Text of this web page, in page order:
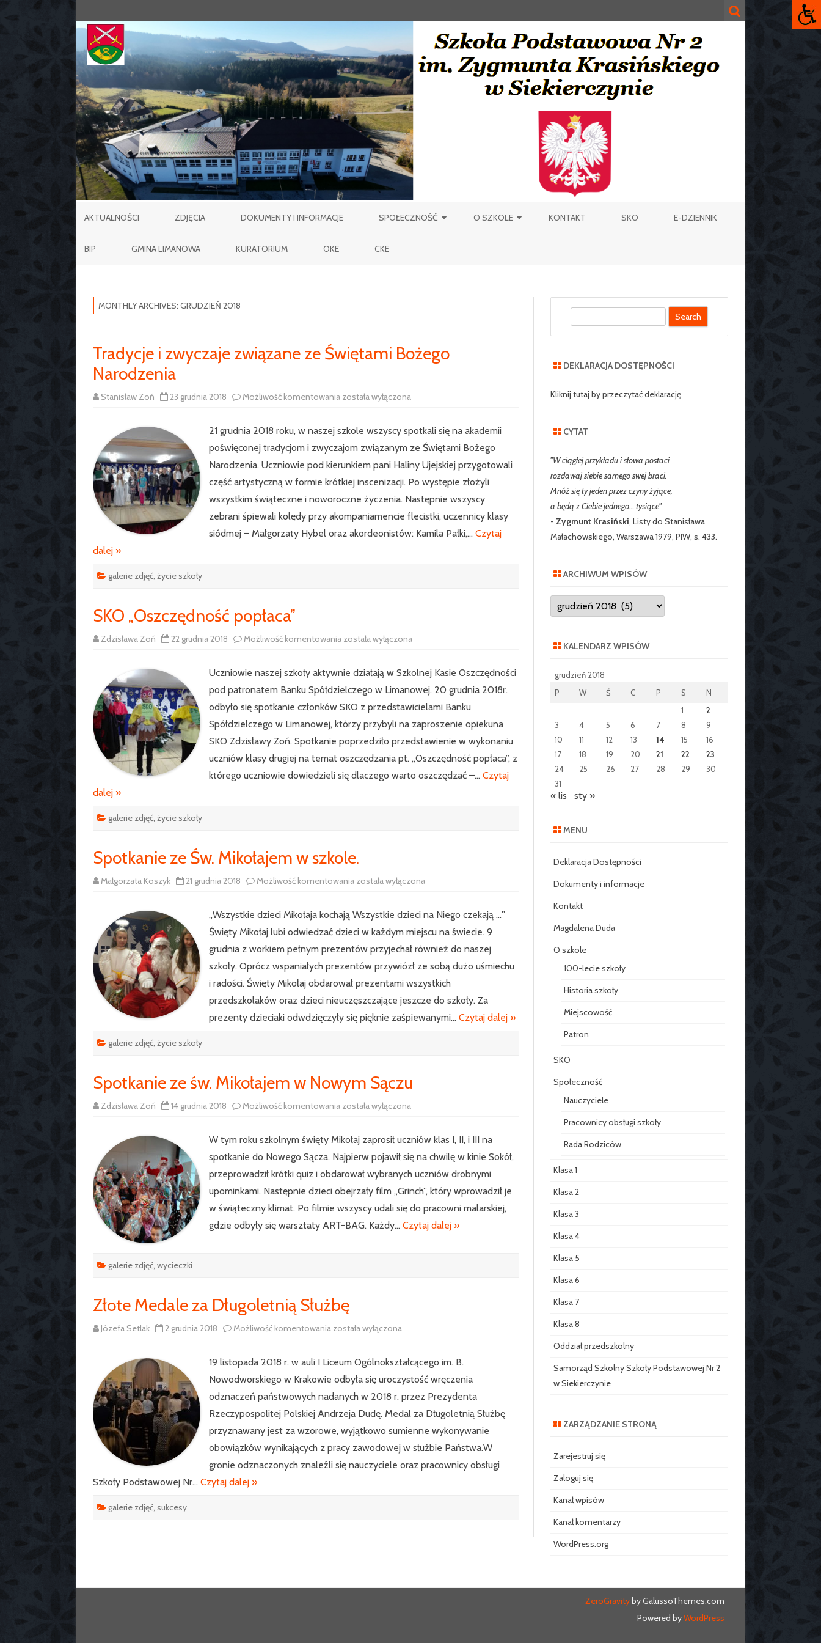
to
AKTUALNOŚCI ZDJĘCIA DOKUMENTY I INFORMACJE SPOŁECZNOŚĆ
NAUCZYCIELE
PODSTAWOWEJ NR 2 W
O SZKOLE
100-LECIE SZKOŁY
KONTAKT SKO E-DZIENNIK
BIP GMINA LIMANOWA KURATORIUM OKE CKE
MONTHLY ARCHIVES: GRUDZIEŃ 2018
Tradycje i zwyczaje związane ze Świętami Bożego
Narodzenia
Stanisław Zoń 23 grudnia 2018 Możliwość komentowania Tradycje
ze
Bożego
Narodzenia
została wyłączona
21 grudnia 2018 roku, w naszej szkole wszyscy spotkali się na akademii
poświęconej tradycjom i zwyczajom związanym ze Świętami Bożego
Narodzenia. Uczniowie pod kierunkiem pani Haliny Ujejskiej przygotowali
część artystyczną w formie krótkiej inscenizacji. Po występie złożyli
wszystkim świąteczne i noworoczne życzenia. Następnie wszyscy
zebrani śpiewali kolędy przy akompaniamencie flecistki, uczennicy klasy
siódmej – Małgorzaty Hybel oraz akordeonistów: Kamila Pałki,… Czytaj
dalej »
galerie zdjęć, życie szkoły
SKO „Oszczędność popłaca”
Zdzisława Zoń 22 grudnia 2018 Możliwość komentowania SKO
„Oszczędność
została wyłączona
Uczniowie naszej szkoły aktywnie działają w Szkolnej Kasie Oszczędności
pod patronatem Banku Spółdzielczego w Limanowej. 20 grudnia 2018r.
odbyło się spotkanie członków SKO z przedstawicielami Banku
Spółdzielczego w Limanowej, którzy przybyli na zaproszenie opiekuna
SKO Zdzisławy Zoń. Spotkanie poprzedziło przedstawienie w wykonaniu
uczniów klasy drugiej na temat oszczędzania pt. „Oszczędność popłaca”, z
którego uczniowie dowiedzieli się dlaczego warto oszczędzać –… Czytaj
dalej »
galerie zdjęć, życie szkoły
Spotkanie ze Św. Mikołajem w szkole.
Małgorzata Koszyk 21 grudnia 2018 Możliwość komentowania Spotkanie
w
szkole.
została wyłączona
„Wszystkie dzieci Mikołaja kochają Wszystkie dzieci na Niego czekają …”
Święty Mikołaj lubi odwiedzać dzieci w każdym miejscu na świecie. 9
grudnia z workiem pełnym prezentów przyjechał również do naszej
szkoły. Oprócz wspaniałych prezentów przywiózł ze sobą dużo uśmiechu
i radości. Święty Mikołaj obdarował prezentami wszystkich
przedszkolaków oraz dzieci nieuczęszczające jeszcze do szkoły. Za
prezenty dzieciaki odwdzięczyły się pięknie zaśpiewanymi… Czytaj dalej »
galerie zdjęć, życie szkoły
Spotkanie ze św. Mikołajem w Nowym Sączu
Zdzisława Zoń 14 grudnia 2018 Możliwość komentowania Spotkanie
w
Nowym
Sączu
została wyłączona
W tym roku szkolnym święty Mikołaj zaprosił uczniów klas I, II, i III na
spotkanie do Nowego Sącza. Najpierw pojawił się na chwilę w kinie Sokół,
przeprowadził krótki quiz i obdarował wybranych uczniów drobnymi
upominkami. Następnie dzieci obejrzały film „Grinch”, który wprowadził je
w świąteczny klimat. Po filmie wszyscy udali się do pracowni malarskiej,
gdzie odbyły się warsztaty ART-BAG. Każdy… Czytaj dalej »
galerie zdjęć, wycieczki
Złote Medale za Długoletnią Służbę
Józefa Setlak 2 grudnia 2018 Możliwość komentowania Złote
Służbę
została wyłączona
19 listopada 2018 r. w auli I Liceum Ogólnokształcącego im. B.
Nowodworskiego w Krakowie odbyła się uroczystość wręczenia
odznaczeń państwowych nadanych w 2018 r. przez Prezydenta
Rzeczypospolitej Polskiej Andrzeja Dudę. Medal za Długoletnią Służbę
przyznawany jest za wzorowe, wyjątkowo sumienne wykonywanie
obowiązków wynikających z pracy zawodowej w służbie Państwa.W
gronie odznaczonych znaleźli się nauczyciele oraz pracownicy obsługi
Szkoły Podstawowej Nr… Czytaj dalej »
galerie zdjęć, sukcesy
DEKLARACJA DOSTĘPNOŚCI
Kliknij tutaj by przeczytać deklarację
CYTAT
"W ciągłej przykładu i słowa postaci
rozdawaj siebie samego swej braci.
Mnóż się ty jeden przez czyny żyjące,
a będą z Ciebie jednego… tysiące"
- Zygmunt Krasiński, Listy do Stanisława
Małachowskiego, Warszawa 1979, PIW, s. 433.
ARCHIWUM WPISÓW
Archiwum
wpisów
KALENDARZ WPISÓW
grudzień 2018
P
W Ś C P S
N
1
2
3
4 5 6 7 8
9
10
11 12 13 14 15
16
17
18 19 20 21 22
23
24
25 26 27 28 29
30
31
« lis sty »
MENU
Deklaracja Dostępności
Dokumenty i informacje
Kontakt
Magdalena Duda
O szkole
100-lecie szkoły
Historia szkoły
Miejscowość
Patron
SKO
Społeczność
Nauczyciele
Pracownicy obsługi szkoły
Rada Rodziców
Klasa 1
Klasa 2
Klasa 3
Klasa 4
Klasa 5
Klasa 6
Klasa 7
Klasa 8
Oddział przedszkolny
Samorząd Szkolny Szkoły Podstawowej Nr 2
w Siekierczynie
ZARZĄDZANIE STRONĄ
Zarejestruj się
Zaloguj się
Kanał wpisów
Kanał komentarzy
WordPress.org
ZeroGravity by GalussoThemes.com
Powered byWordPress